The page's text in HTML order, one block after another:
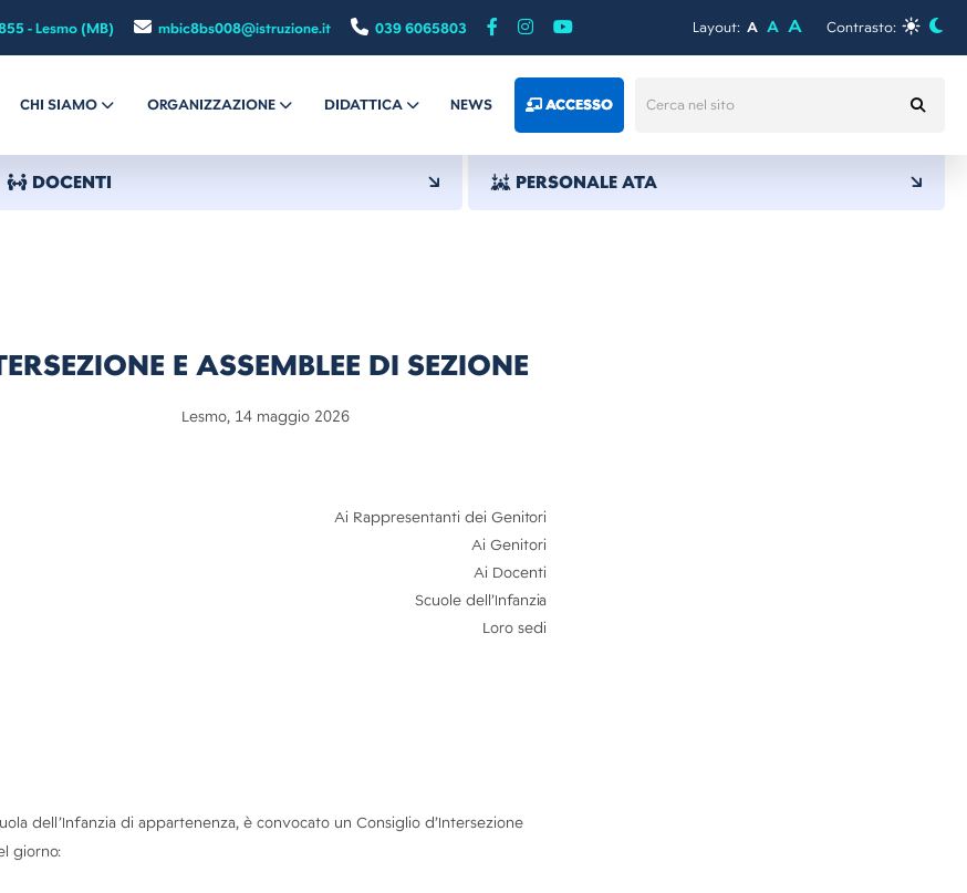
- Lesmo (MB) mbic8bs008@istruzione.it 039 6065803 Layout: A A A Contrasto:
CHI SIAMO ORGANIZZAZIONE DIDATTICA NEWS ACCESSO
DOCENTI PERSONALE ATA
E ASSEMBLEE DI SEZIONE
2026
Ai Rappresentanti dei Genitori
Ai Genitori
Ai Docenti
Scuoledell’Infanzia
Loro sedi
dell’Infanzia di appartenenza, è convocato un Consiglio d’Intersezione
giorno: